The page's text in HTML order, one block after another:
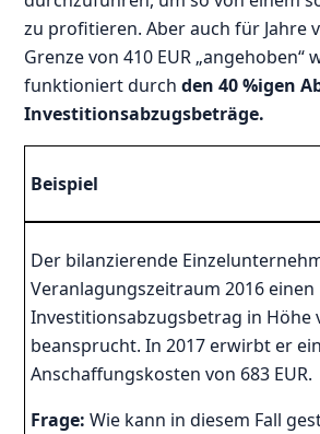
zu profitieren. Aber auch für Jahre
Grenze von 410 EUR „angehoben“
funktioniert durchden 40 %igen
Investitionsabzugsbeträge.
Beispiel
Der bilanzierende
Veranlagungszeitraum 2016 einen
Investitionsabzugsbetrag in Höhe
beansprucht. In 2017 erwirbt er
Anschaffungskosten von 683 EUR.
Frage: Wie kann in diesem Fall